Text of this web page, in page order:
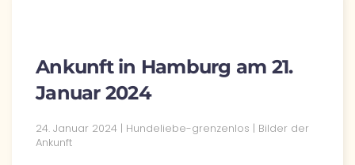
Ankunft in Hamburg am 21.
Januar 2024
24. Januar 2024 | Hundeliebe-grenzenlos | Bilder der
Ankunft